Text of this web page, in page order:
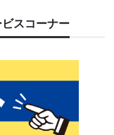
スコーナー